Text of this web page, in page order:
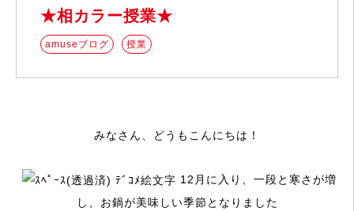
★相カラー授業★
amuseブログ 授業
みなさん、どうもこんにちは！
12月に入り、一段と寒さが増
し、お鍋が美味しい季節となりました